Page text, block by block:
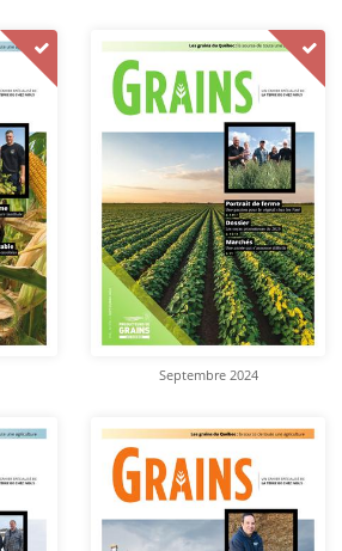
Septembre 2024